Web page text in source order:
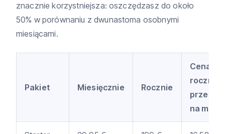
znacznie korzystniejsza: oszczędzasz do około
50% w porównaniu z dwunastoma osobnymi
miesiącami.
Pakiet Miesięcznie Rocznie
Cena
roczna
na